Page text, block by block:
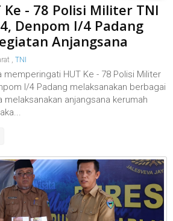
- 78 Polisi Militer TNI
Denpom I/4 Padang
Anjangsana
, TNI
memperingati HUT Ke - 78 Polisi Militer
I/4 Padang melaksanakan berbagai
melaksanakan anjangsana kerumah